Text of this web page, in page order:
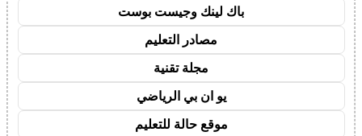
باك لينك وجيست بوست
مصادر التعليم
مجلة تقنية
يو ان بي الرياضي
موقع حالة للتعليم